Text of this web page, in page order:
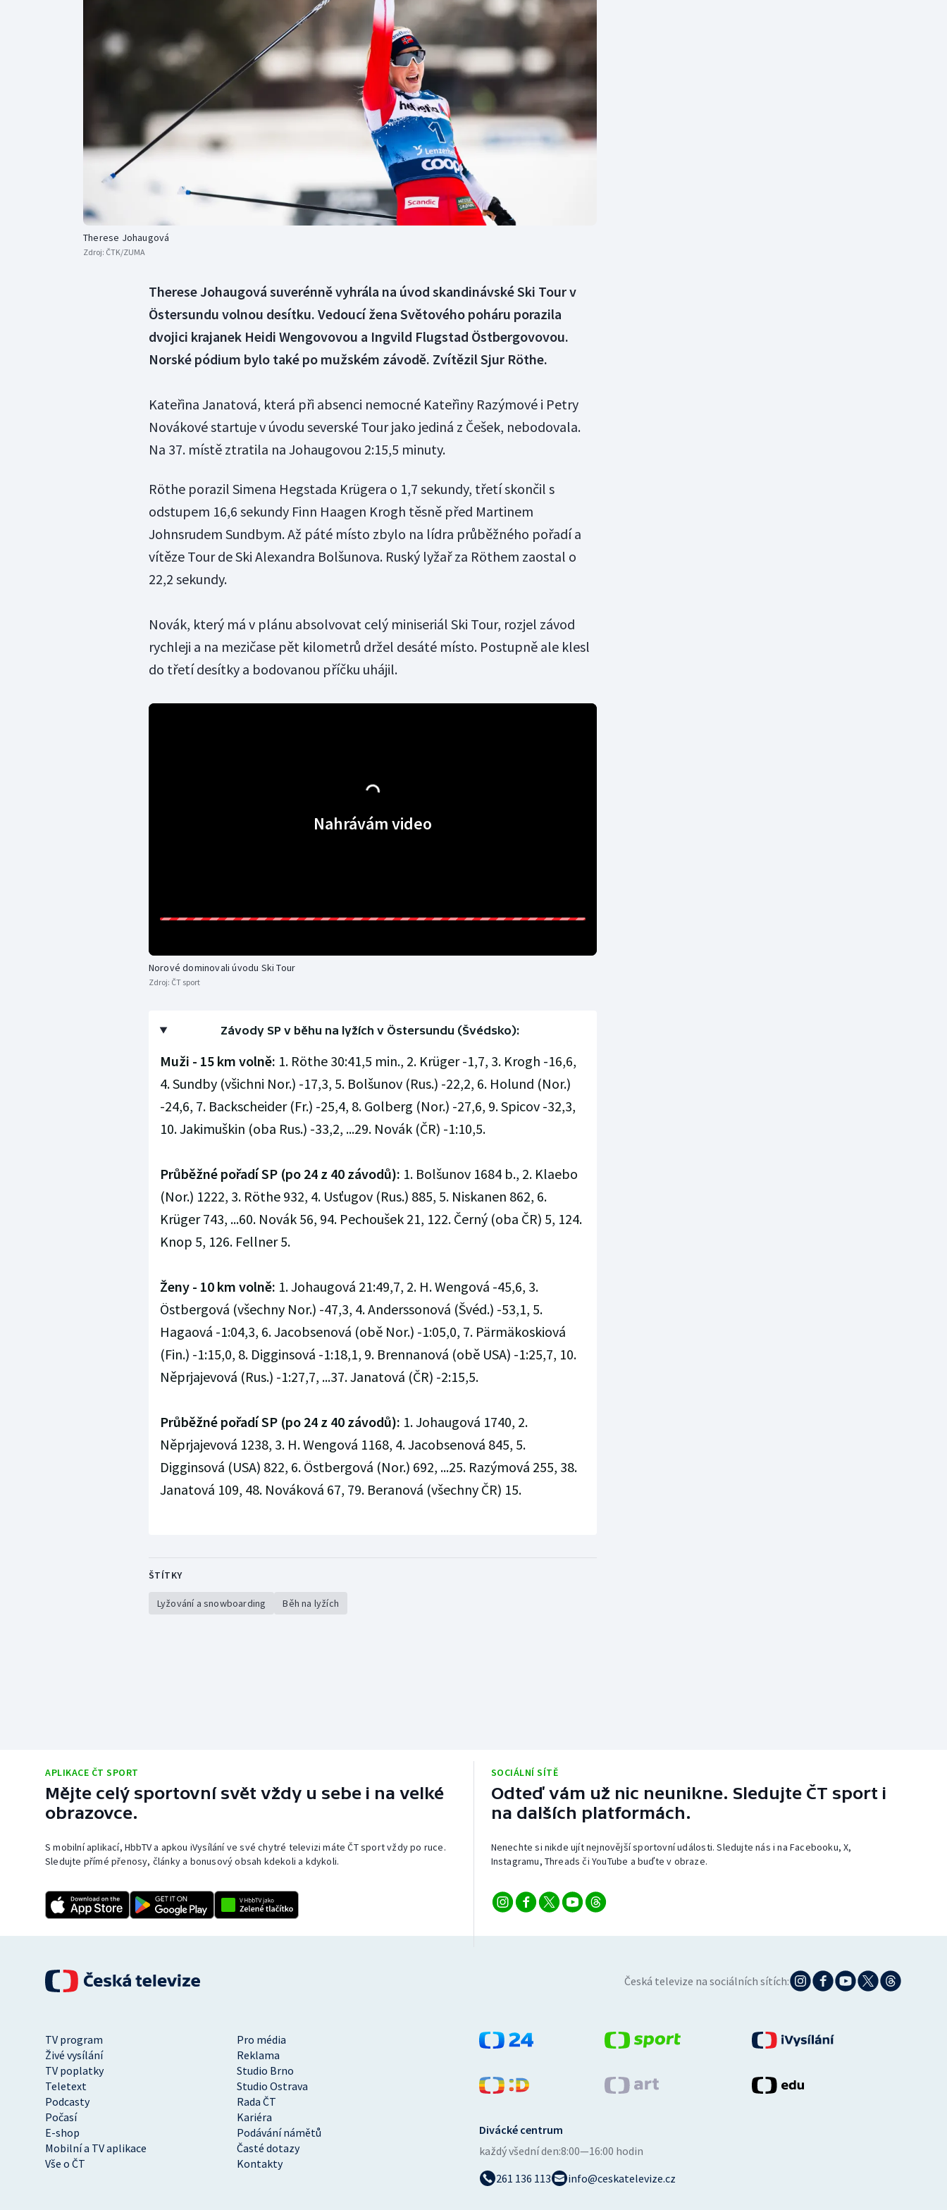
Florbal
Futsal
Golf
Moderní pětiboj
Motorsport
Olympijské hry
Parasport
Plavání
Plážový volejbal
Triatlon
Vodní slalom
Volejbal
Ostatní
Therese Johaugová
Zdroj: ČTK/ZUMA
Therese Johaugová suverénně vyhrála na úvod skandinávské Ski Tour v
Östersundu volnou desítku. Vedoucí žena Světového poháru porazila
dvojici krajanek Heidi Wengovovou a Ingvild Flugstad Östbergovovou.
Norské pódium bylo také po mužském závodě. Zvítězil Sjur Röthe.
Kateřina Janatová, která při absenci nemocné Kateřiny Razýmové i Petry
Novákové startuje v úvodu severské Tour jako jediná z Češek, nebodovala.
Na 37. místě ztratila na Johaugovou 2:15,5 minuty.
Röthe porazil Simena Hegstada Krügera o 1,7 sekundy, třetí skončil s
odstupem 16,6 sekundy Finn Haagen Krogh těsně před Martinem
Johnsrudem Sundbym. Až páté místo zbylo na lídra průběžného pořadí a
vítěze Tour de Ski Alexandra Bolšunova. Ruský lyžař za Röthem zaostal o
22,2 sekundy.
Novák, který má v plánu absolvovat celý miniseriál Ski Tour, rozjel závod
rychleji a na mezičase pět kilometrů držel desáté místo. Postupně ale klesl
do třetí desítky a bodovanou příčku uhájil.
Nahrávám video
Norové dominovali úvodu Ski Tour
Zdroj: ČT sport
Závody SP v běhu na lyžích v Östersundu (Švédsko):
Muži - 15 km volně: 1. Röthe 30:41,5 min., 2. Krüger -1,7, 3. Krogh -16,6,
4. Sundby (všichni Nor.) -17,3, 5. Bolšunov (Rus.) -22,2, 6. Holund (Nor.)
-24,6, 7. Backscheider (Fr.) -25,4, 8. Golberg (Nor.) -27,6, 9. Spicov -32,3,
10. Jakimuškin (oba Rus.) -33,2, ...29. Novák (ČR) -1:10,5.
Průběžné pořadí SP (po 24 z 40 závodů): 1. Bolšunov 1684 b., 2. Klaebo
(Nor.) 1222, 3. Röthe 932, 4. Usťugov (Rus.) 885, 5. Niskanen 862, 6.
Krüger 743, ...60. Novák 56, 94. Pechoušek 21, 122. Černý (oba ČR) 5, 124.
Knop 5, 126. Fellner 5.
Ženy - 10 km volně: 1. Johaugová 21:49,7, 2. H. Wengová -45,6, 3.
Östbergová (všechny Nor.) -47,3, 4. Anderssonová (Švéd.) -53,1, 5.
Hagaová -1:04,3, 6. Jacobsenová (obě Nor.) -1:05,0, 7. Pärmäkoskiová
(Fin.) -1:15,0, 8. Digginsová -1:18,1, 9. Brennanová (obě USA) -1:25,7, 10.
Něprjajevová (Rus.) -1:27,7, ...37. Janatová (ČR) -2:15,5.
Průběžné pořadí SP (po 24 z 40 závodů): 1. Johaugová 1740, 2.
Něprjajevová 1238, 3. H. Wengová 1168, 4. Jacobsenová 845, 5.
Digginsová (USA) 822, 6. Östbergová (Nor.) 692, ...25. Razýmová 255, 38.
Janatová 109, 48. Nováková 67, 79. Beranová (všechny ČR) 15.
ŠTÍTKY
Lyžování a snowboarding Běh na lyžích
APLIKACE ČT SPORT
Mějte celý sportovní svět vždy u sebe i na velké
obrazovce.
S mobilní aplikací, HbbTV a apkou iVysílání ve své chytré televizi máte ČT sport vždy po ruce.
Sledujte přímé přenosy, články a bonusový obsah kdekoli a kdykoli.
SOCIÁLNÍ SÍTĚ
Odteď vám už nic neunikne. Sledujte ČT sport i
na dalších platformách.
Nenechte si nikde ujít nejnovější sportovní události. Sledujte nás i na Facebooku, X,
Instagramu, Threads či YouTube a buďte v obraze.
Česká televize na sociálních sítích:
TV program
Pro média
Živé vysílání
Reklama
TV poplatky
Studio Brno
Teletext
Studio Ostrava
Podcasty
Rada ČT
Počasí
Kariéra
E-shop
Podávání námětů
Mobilní a TV aplikace
Časté dotazy
Vše o ČT
Kontakty
Divácké centrum
každý všední den:8:00—16:00 hodin
261 136 113
info@ceskatelevize.cz